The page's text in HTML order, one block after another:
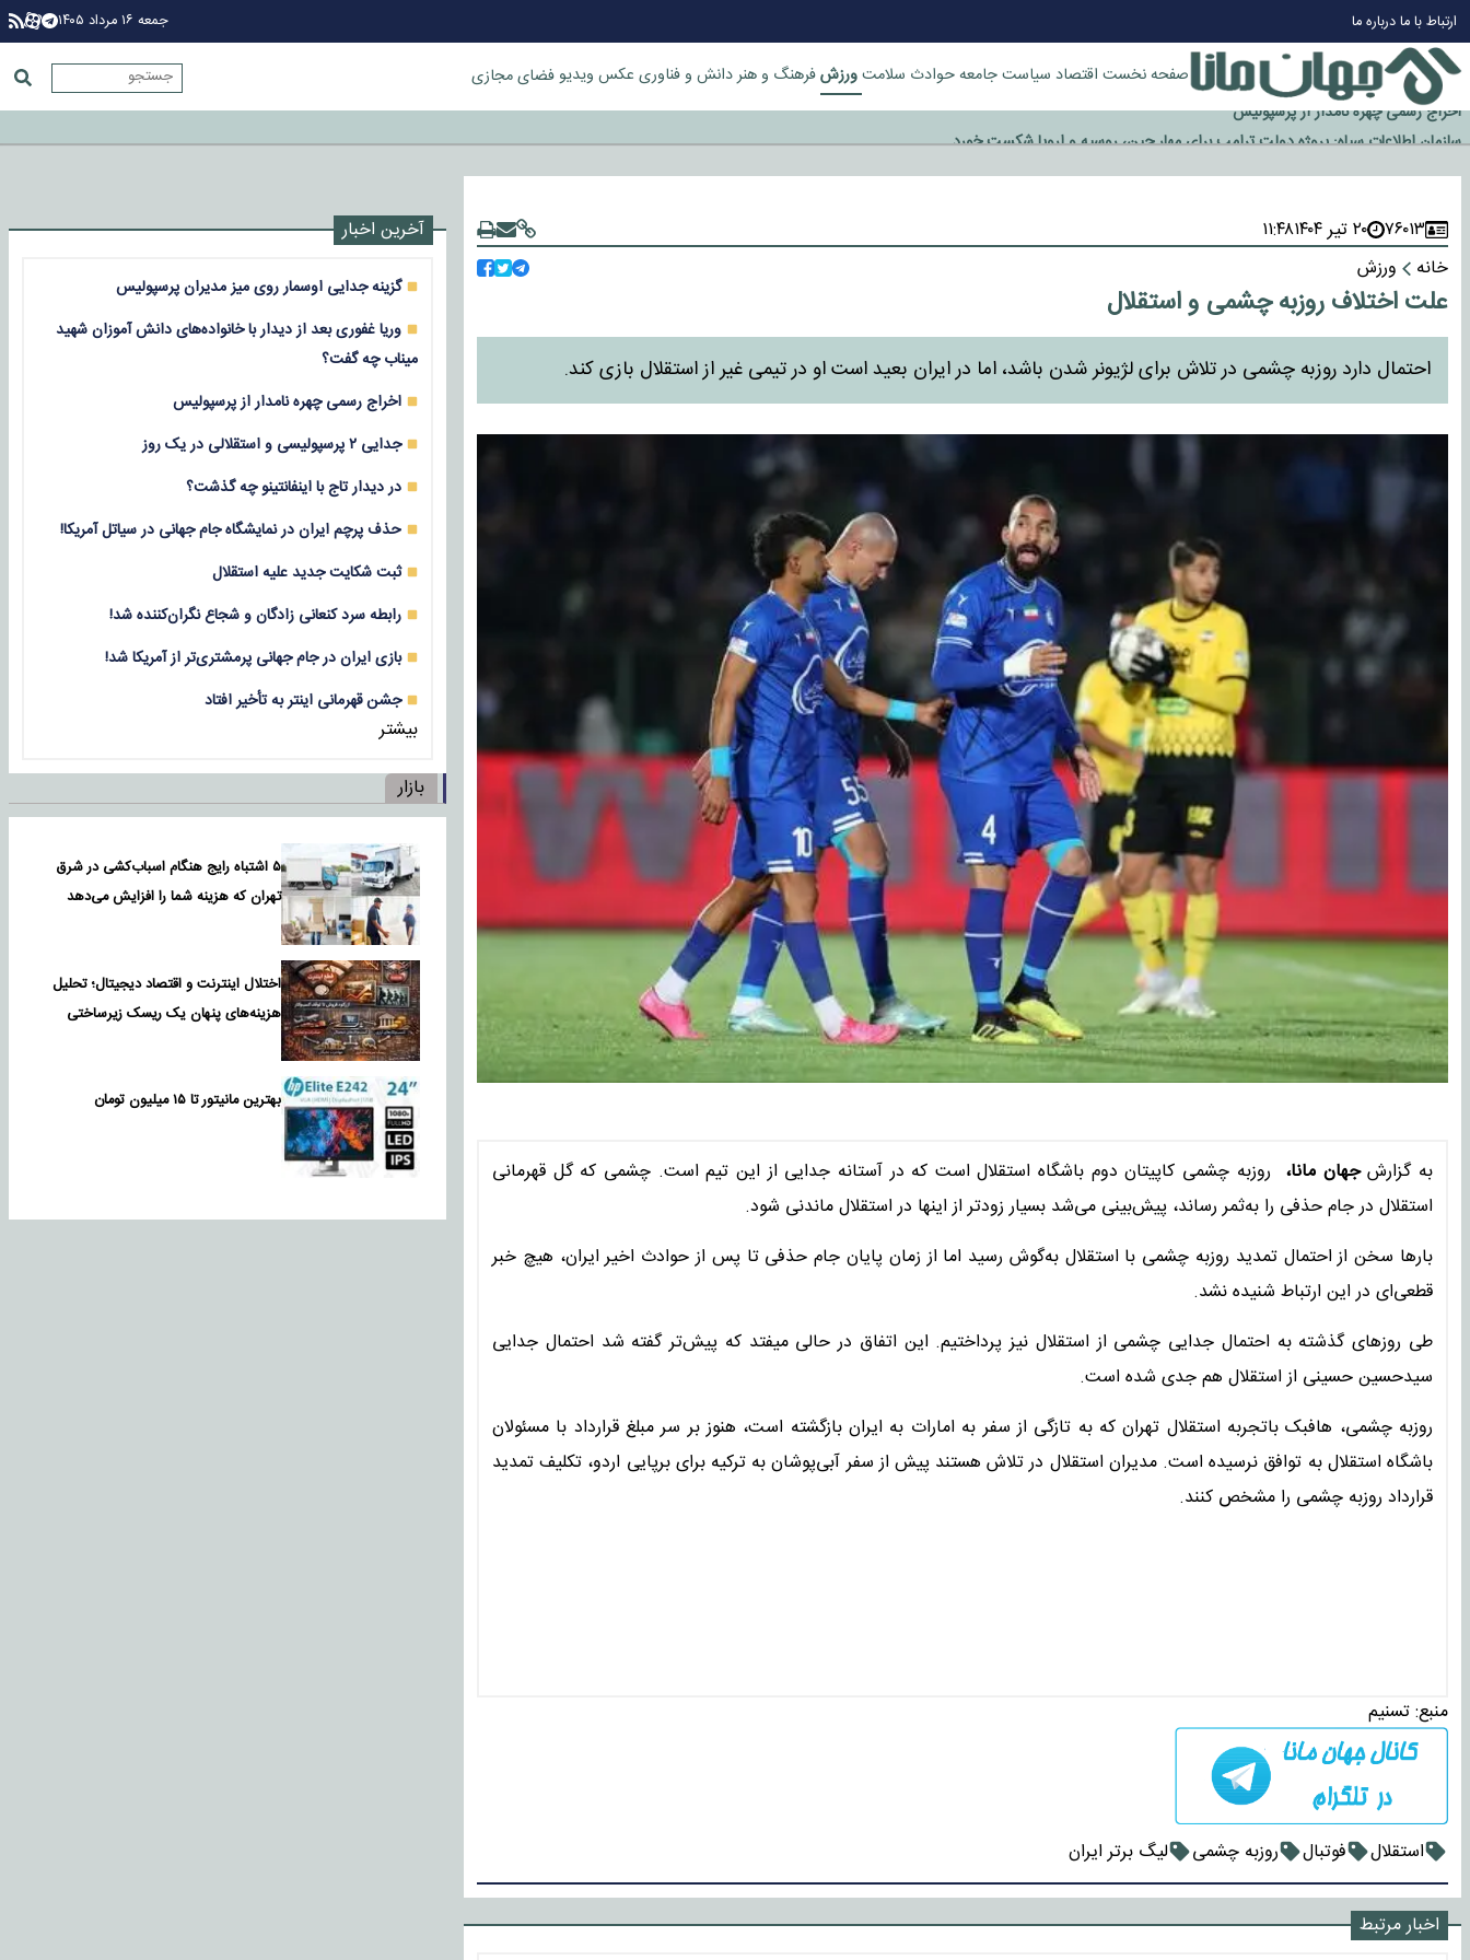
ارتباط با مادرباره ما جمعه ۱۶ مرداد ۱۴۰۵
صفحه نخست اقتصاد سیاستجامعهحوادث سلامتورزشفرهنگ و هنردانش و فناوری عکس ویدیوفضای مجازی
چرا طلا دوباره افزایشی شد؟
گزینه جدایی اوسمار روی میز مدیران پرسپولیس
آیا رئیس جمهور آمریکا قانون را دور می‌زند؟
اخراج رسمی چهره نامدار از پرسپولیس
سازمان اطلاعات سپاه: پروژه دولت ترامپ برای مهار چین، روسیه و اروپا شکست خورد
۷۶۰۱۳ ۲۰ تیر ۱۴۰۴
۱۱:۴۸
خانه
ورزش
علت اختلاف روزبه چشمی و استقلال
احتمال دارد روزبه چشمی در تلاش برای لژیونر شدن باشد، اما در ایران بعید است او در تیمی غیر از استقلال بازی کند.
به گزارشجهان مانا، روزبه چشمی کاپیتان دوم باشگاه استقلال است که در آستانه جدایی از این تیم است. چشمی که گل قهرمانی
استقلال در جام حذفی را به‌ثمر رساند، پیش‌بینی می‌شد بسیار زودتر از اینها در استقلال ماندنی شود.
بارها سخن از احتمال تمدید روزبه چشمی با استقلال به‌گوش رسید اما از زمان پایان جام حذفی تا پس از حوادث اخیر ایران، هیچ خبر
قطعی‌ای در این ارتباط شنیده نشد.
طی روزهای گذشته به احتمال جدایی چشمی از استقلال نیز پرداختیم. این اتفاق در حالی میفتد که پیش‌تر گفته شد احتمال جدایی
سیدحسین حسینی از استقلال هم جدی شده است.
روزبه چشمی، هافبک باتجربه استقلال تهران که به تازگی از سفر به امارات به ایران بازگشته است، هنوز بر سر مبلغ قرارداد با مسئولان
باشگاه استقلال به توافق نرسیده است. مدیران استقلال در تلاش هستند پیش از سفر آبی‌پوشان به ترکیه برای برپایی اردو، تکلیف تمدید
قرارداد روزبه چشمی را مشخص کنند.
منبع:تسنیم
استقلال فوتبال روزبه چشمی لیگ برتر ایران
اخبار مرتبط
آخرین اخبار
گزینه جدایی اوسمار روی میز مدیران پرسپولیس
وریا غفوری بعد از دیدار با خانواده‌های دانش آموزان شهید
میناب چه گفت؟
اخراج رسمی چهره نامدار از پرسپولیس
جدایی ۲ پرسپولیسی و استقلالی در یک روز
در دیدار تاج با اینفانتینو چه گذشت؟
حذف پرچم ایران در نمایشگاه جام جهانی در سیاتل آمریکا!
ثبت شکایت جدید علیه استقلال
رابطه سرد کنعانی زادگان و شجاع نگران‌کننده شد!
بازی‌ ایران در جام جهانی پرمشتری‌تر از آمریکا شد!
جشن قهرمانی اینتر به تأخیر افتاد
بیشتر
بازار
۵ اشتباه رایج هنگام اسباب‌کشی در شرق
تهران که هزینه شما را افزایش می‌دهد
اختلال اینترنت و اقتصاد دیجیتال؛ تحلیل
هزینه‌های پنهان یک ریسک زیرساختی
بهترین مانیتور تا ۱۵ میلیون تومان